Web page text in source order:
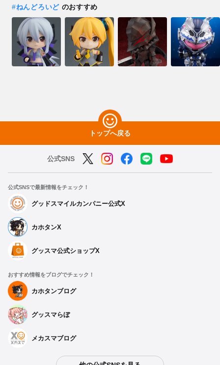
#ねんどろいどのおすすめ
トップへ戻る
公式SNS
公式SNSで最新情報をチェック！
グッドスマイルカンパニー公式X
カホタンX
グッスマ公式ショップX
おすすめ情報をブログでチェック！
カホタンブログ
グッスマらぼ
メカスマブログ